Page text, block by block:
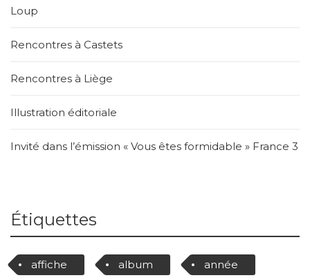
Loup
Rencontres à Castets
Rencontres à Liège
Illustration éditoriale
Invité dans l’émission « Vous êtes formidable » France 3
Étiquettes
affiche album année